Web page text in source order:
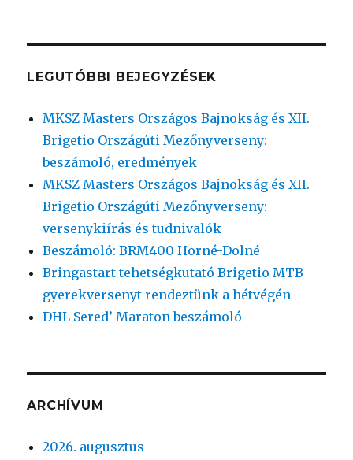
LEGUTÓBBI BEJEGYZÉSEK
MKSZ Masters Országos Bajnokság és XII.
Brigetio Országúti Mezőnyverseny:
beszámoló, eredmények
MKSZ Masters Országos Bajnokság és XII.
Brigetio Országúti Mezőnyverseny:
versenykiírás és tudnivalók
Beszámoló: BRM400 Horné-Dolné
Bringastart tehetségkutató Brigetio MTB
gyerekversenyt rendeztünk a hétvégén
DHL Sered’ Maraton beszámoló
ARCHÍVUM
2026. augusztus